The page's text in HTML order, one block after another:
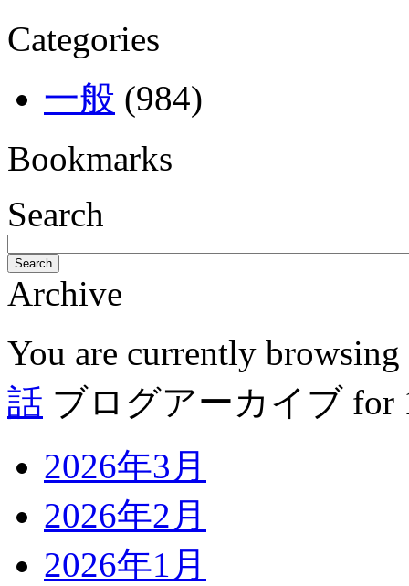
Categories
一般 (984)
Bookmarks
Search
Search
Archive
You are currently
話 ブログアーカイブ for
2026年3月
2026年2月
2026年1月